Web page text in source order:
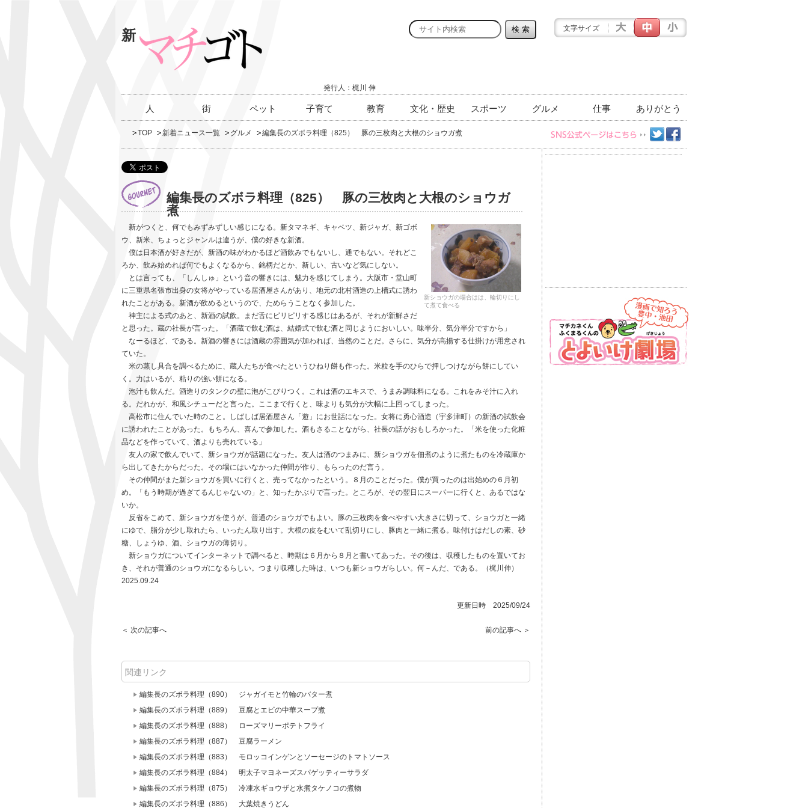
新
発行人：梶川 伸
文字サイズ
人 街 ペット 子育て 教育 文化・歴史 スポーツ グルメ 仕事 ありがとう
TOP 新着ニュース一覧 グルメ 編集長のズボラ料理（825） 豚の三枚肉と大根のショウガ煮
編集長のズボラ料理（825） 豚の三枚肉と大根のショウガ
煮
新ショウガの場合はは、輪切りにし
て煮て食べる
新がつくと、何でもみずみずしい感じになる。新タマネギ、キャベツ、新ジャガ、新ゴボ
ウ、新米、ちょっとジャンルは違うが、僕の好きな新酒。
僕は日本酒が好きだが、新酒の味がわかるほど酒飲みでもないし、通でもない。それどこ
ろか、飲み始めれば何でもよくなるから、銘柄だとか、新しい、古いなど気にしない。
とは言っても、「しんしゅ」という音の響きには、魅力を感じてしまう。大阪市・堂山町
に三重県名張市出身の女将がやっている居酒屋さんがあり、地元の北村酒造の上槽式に誘わ
れたことがある。新酒が飲めるというので、ためらうことなく参加した。
神主による式のあと、新酒の試飲。まだ舌にピリピリする感じはあるが、それが新鮮さだ
と思った。蔵の社長が言った。「酒蔵で飲む酒は、結婚式で飲む酒と同じようにおいしい。味半分、気分半分ですから」
なーるほど、である。新酒の響きには酒蔵の雰囲気が加われば、当然のことだ。さらに、気分が高揚する仕掛けが用意され
ていた。
米の蒸し具合を調べるために、蔵人たちが食べたというひねり餅も作った。米粒を手のひらで押しつけながら餅にしてい
く。力はいるが、粘りの強い餅になる。
泡汁も飲んだ。酒造りのタンクの壁に泡がこびりつく。これは酒のエキスで、うまみ調味料になる。これをみそ汁に入れ
る。だれかが、和風シチューだと言った。ここまで行くと、味よりも気分が大幅に上回ってしまった。
高松市に住んでいた時のこと。しばしば居酒屋さん「遊」にお世話になった。女将に勇心酒造（宇多津町）の新酒の試飲会
に誘われたことがあった。もちろん、喜んで参加した。酒もさることながら、社長の話がおもしろかった。「米を使った化粧
品などを作っていて、酒よりも売れている」
友人の家で飲んでいて、新ショウガが話題になった。友人は酒のつまみに、新ショウガを佃煮のように煮たものを冷蔵庫か
ら出してきたからだった。その場にはいなかった仲間が作り、もらったのだ言う。
その仲間がまた新ショウガを買いに行くと、売ってなかったという。８月のことだった。僕が買ったのは出始めの６月初
め。「もう時期が過ぎてるんじゃないの」と、知ったかぶりで言った。ところが、その翌日にスーパーに行くと、あるではな
いか。
反省をこめて、新ショウガを使うが、普通のショウガでもよい。豚の三枚肉を食べやすい大きさに切って、ショウガと一緒
にゆで、脂分が少し取れたら、いったん取り出す。大根の皮をむいて乱切りにし、豚肉と一緒に煮る。味付けはだしの素、砂
糖、しょうゆ、酒、ショウガの薄切り。
新ショウガについてインターネットで調べると、時期は６月から８月と書いてあった。その後は、収穫したものを置いてお
き、それが普通のショウガになるらしい。つまり収穫した時は、いつも新ショウガらしい。何－んだ、である。（梶川伸）
2025.09.24
更新日時 2025/09/24
前の記事へ ＞
＜ 次の記事へ
関連リンク
編集長のズボラ料理（890） ジャガイモと竹輪のバター煮
編集長のズボラ料理（889） 豆腐とエビの中華スープ煮
編集長のズボラ料理（888） ローズマリーポテトフライ
編集長のズボラ料理（887） 豆腐ラーメン
編集長のズボラ料理（883） モロッコインゲンとソーセージのトマトソース
編集長のズボラ料理（884） 明太子マヨネーズスパゲッティーサラダ
編集長のズボラ料理（875） 冷凍水ギョウザと水煮タケノコの煮物
編集長のズボラ料理（886） 大葉焼きうどん